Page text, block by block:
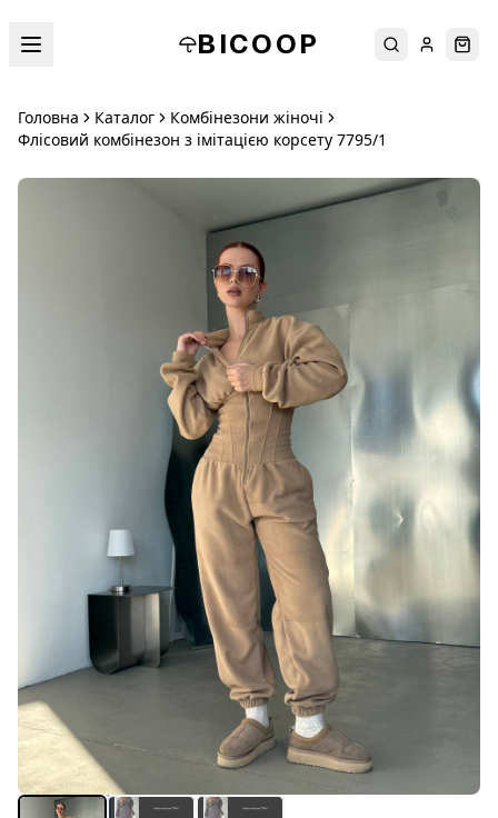
BICOOP ПошукУвійти
Головна Каталог
Комбінезони жіночі
Флісовий комбінезон з імітацією корсету 7795/1